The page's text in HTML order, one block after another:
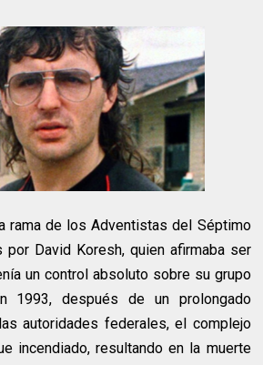
rama de los Adventistas del Séptimo
por David Koresh, quien afirmaba ser
un control absoluto sobre su grupo
1993, después de un prolongado
autoridades federales, el complejo
incendiado, resultando en la muerte